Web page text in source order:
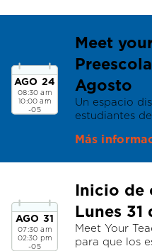
AGO 24
08:30 am
10:00 am
-05
Meet
Agosto
Un espacio
estudiantes
Más
AGO 31
07:30 am
02:30 pm
-05
Inicio de
Lunes 31
Meet Your
para que los